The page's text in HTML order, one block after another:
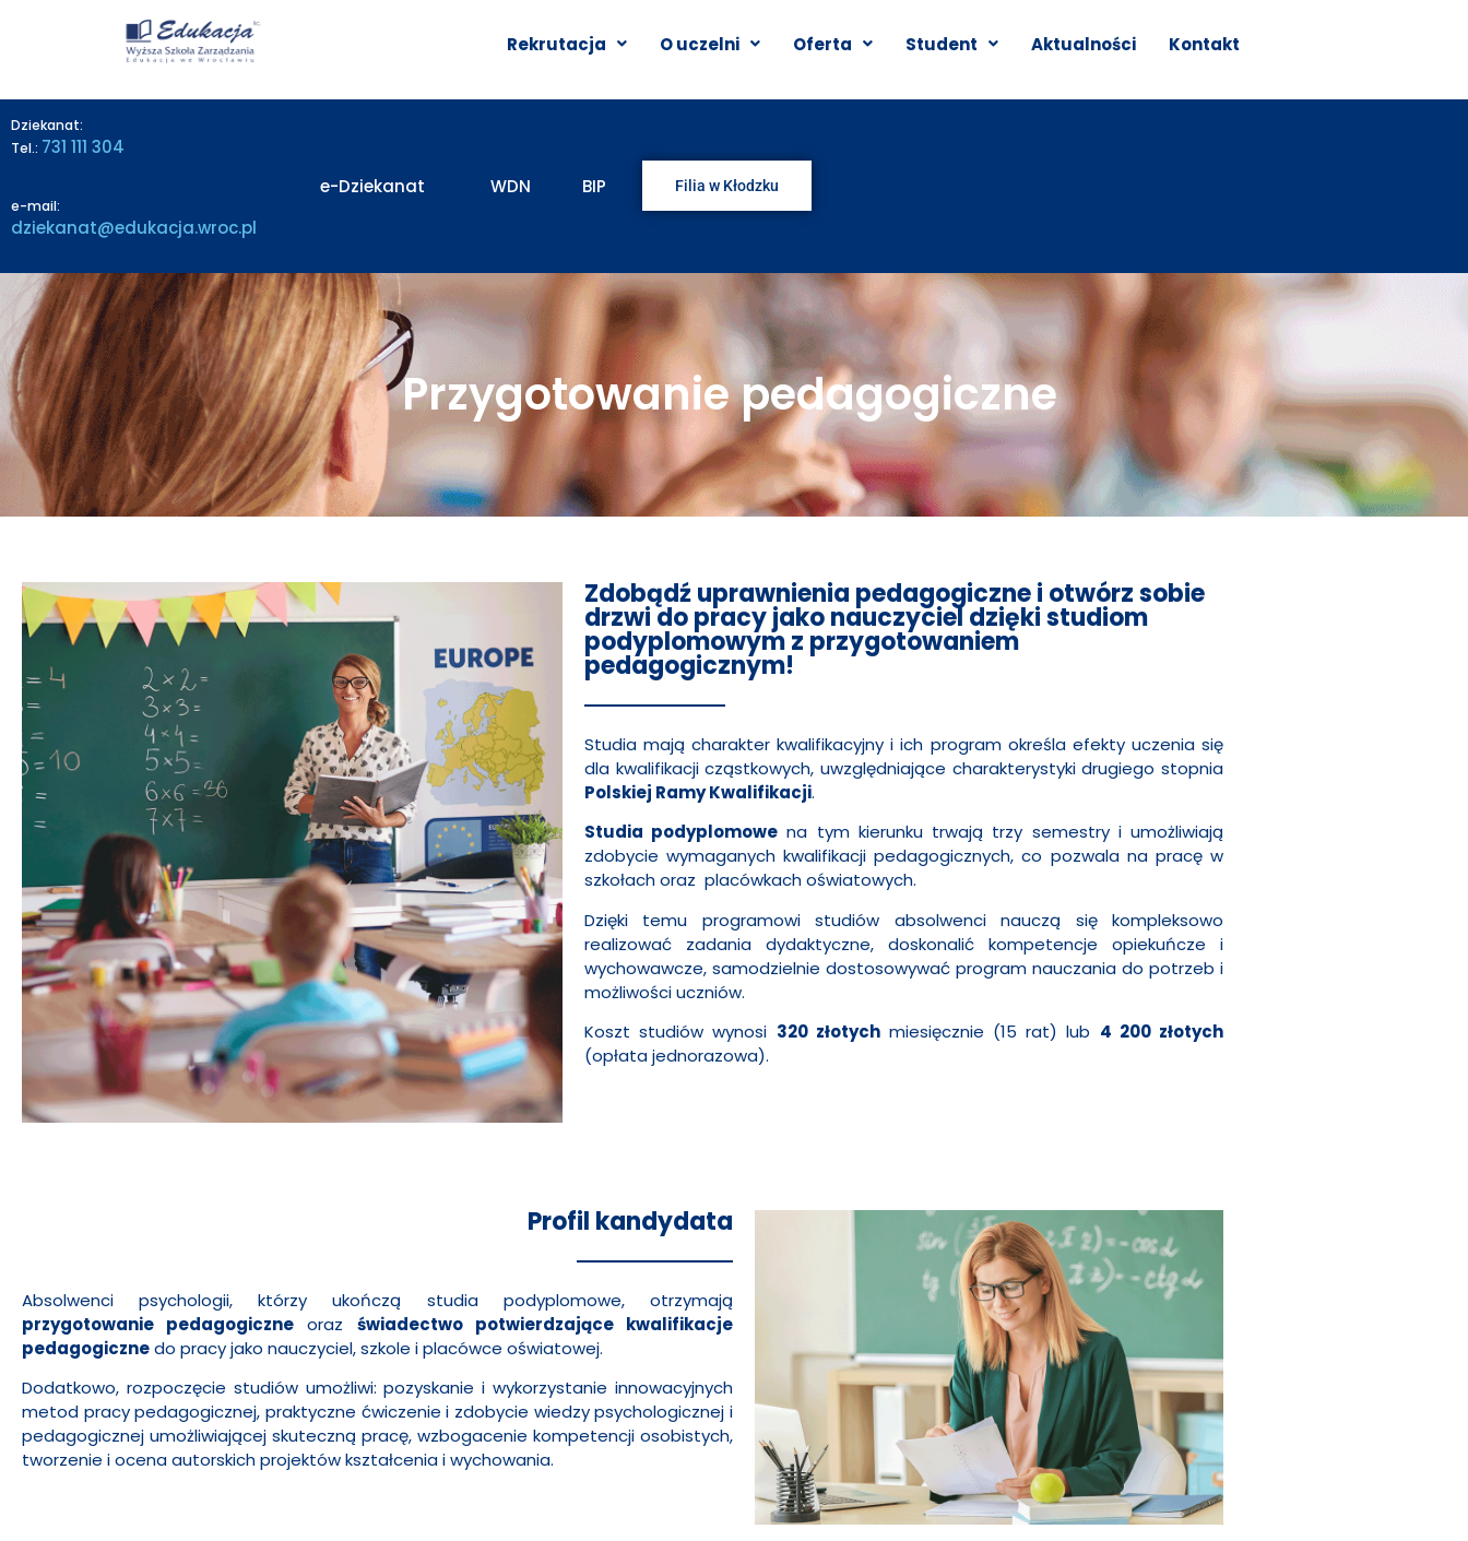
Rekrutacja
O uczelni Oferta Student Aktualności Kontakt
Dziekanat:
Tel.: 731 111 304
e-mail:
dziekanat@edukacja.wroc.pl
e-Dziekanat WDN BIP Filia w Kłodzku
Przygotowanie pedagogiczne
Zdobądź uprawnienia pedagogiczne i otwórz sobie
drzwi do pracy jako nauczyciel dzięki studiom
podyplomowym z przygotowaniem
pedagogicznym!
Studia mają charakter kwalifikacyjny i ich program określa efekty uczenia się
dla kwalifikacji cząstkowych, uwzględniające charakterystyki drugiego stopnia
Polskiej Ramy Kwalifikacji.
Studia podyplomowe na tym kierunku trwają trzy semestry i umożliwiają
zdobycie wymaganych kwalifikacji pedagogicznych, co pozwala na pracę w
szkołach oraz placówkach oświatowych.
Dzięki temu programowi studiów absolwenci nauczą się kompleksowo
realizować zadania dydaktyczne, doskonalić kompetencje opiekuńcze i
wychowawcze, samodzielnie dostosowywać program nauczania do potrzeb i
możliwości uczniów.
Koszt studiów wynosi 320 złotychmiesięcznie (15 rat) lub 4 200 złotych
(opłata jednorazowa).
Profil kandydata
Absolwenci psychologii, którzy ukończą studia podyplomowe, otrzymają
przygotowanie pedagogiczne oraz świadectwo potwierdzające kwalifikacje
pedagogicznedo pracy jako nauczyciel, szkole i placówce oświatowej.
Dodatkowo, rozpoczęcie studiów umożliwi: pozyskanie i wykorzystanie innowacyjnych
metod pracy pedagogicznej, praktyczne ćwiczenie i zdobycie wiedzy psychologicznej i
pedagogicznej umożliwiającej skuteczną pracę, wzbogacenie kompetencji osobistych,
tworzenie i ocena autorskich projektów kształcenia i wychowania.